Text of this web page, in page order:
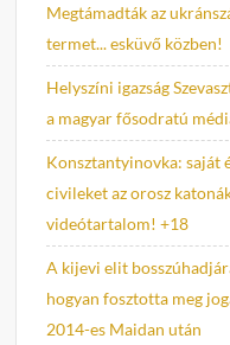
Megtámadták az
termet... esküvő közben!
Helyszíni igazság
a magyar fősodratú
Konsztantyinovka: saját
civileket az orosz
videótartalom! +18
A kijevi elit
hogyan fosztotta meg
2014-es Maidan után